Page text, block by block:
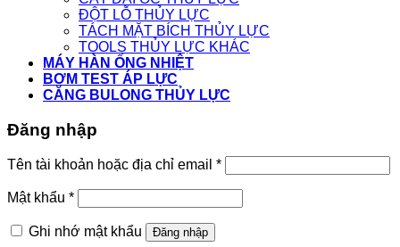
ĐỘT LỖ THỦY LỰC
TÁCH MẶT BÍCH THỦY LỰC
TOOLS THỦY LỰC KHÁC
MÁY HÀN ỐNG NHIỆT
BƠM TEST ÁP LỰC
CĂNG BULONG THỦY LỰC
Đăng nhập
Tên tài khoản hoặc địa chỉ email *
Mật khẩu *
Ghi nhớ mật khẩu Đăng nhập